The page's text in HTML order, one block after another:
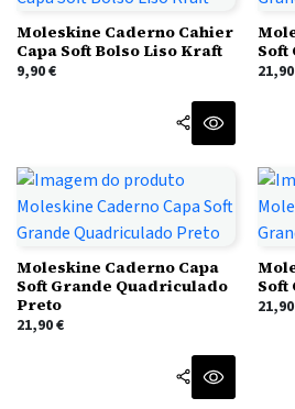
Moleskine Caderno Cahier
Capa Soft Bolso Liso Kraft
9,90€
Soft
21,90
Moleskine Caderno Capa
Soft Grande Quadriculado
Preto
21,90€
Soft
21,90